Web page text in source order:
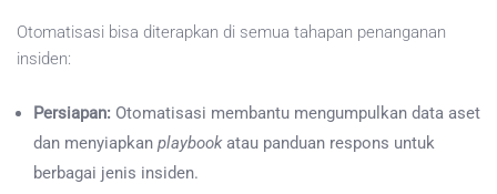
Otomatisasi bisa diterapkan di semua tahapan penanganan
insiden:
Persiapan: Otomatisasi membantu mengumpulkan data aset
dan menyiapkan playbookatau panduan respons untuk
berbagai jenis insiden.